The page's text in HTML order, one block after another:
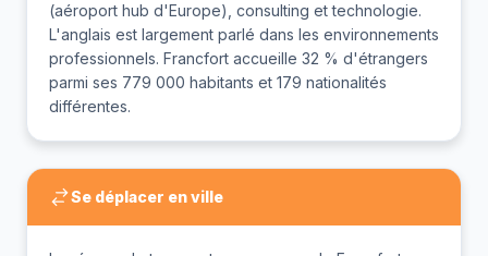
(aéroport hub d'Europe), consulting et technologie.
L'anglais est largement parlé dans les environnements
professionnels. Francfort accueille 32 % d'étrangers
parmi ses 779 000 habitants et 179 nationalités
différentes.
Se déplacer en ville